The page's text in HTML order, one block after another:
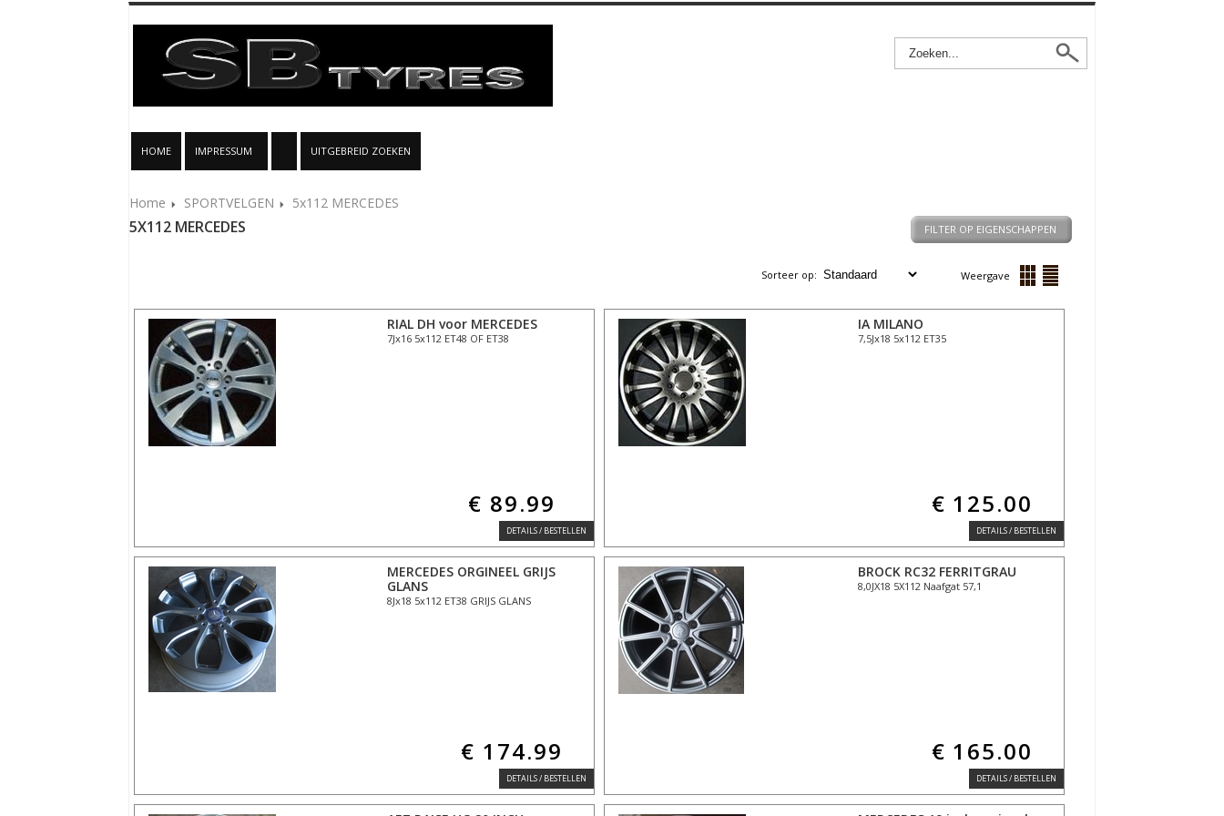
HOME IMPRESSUM UITGEBREID ZOEKEN
Home SPORTVELGEN 5x112 MERCEDES
5X112 MERCEDES FILTER OP EIGENSCHAPPEN
Weergave
Sorteer op:
RIAL DH voor MERCEDES
7Jx16 5x112 ET48 OF ET38
€ 89.99
DETAILS / BESTELLEN
IA MILANO
7,5Jx18 5x112 ET35
€ 125.00
DETAILS / BESTELLEN
MERCEDES ORGINEEL GRIJS
GLANS
8Jx18 5x112 ET38 GRIJS GLANS
€ 174.99
DETAILS / BESTELLEN
BROCK RC32 FERRITGRAU
8,0JX18 5X112 Naafgat 57,1
€ 165.00
DETAILS / BESTELLEN